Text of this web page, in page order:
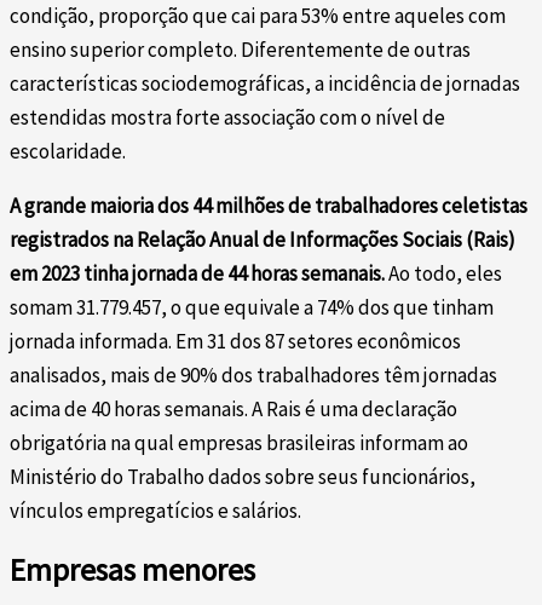
condição, proporção que cai para 53% entre aqueles com
ensino superior completo. Diferentemente de outras
características sociodemográficas, a incidência de jornadas
estendidas mostra forte associação com o nível de
escolaridade.
A grande maioria dos 44 milhões de trabalhadores celetistas
registrados na Relação Anual de Informações Sociais (Rais)
em 2023 tinha jornada de 44 horas semanais.Ao todo, eles
somam 31.779.457, o que equivale a 74% dos que tinham
jornada informada. Em 31 dos 87 setores econômicos
analisados, mais de 90% dos trabalhadores têm jornadas
acima de 40 horas semanais. A Rais é uma declaração
obrigatória na qual empresas brasileiras informam ao
Ministério do Trabalho dados sobre seus funcionários,
vínculos empregatícios e salários.
Empresas menores